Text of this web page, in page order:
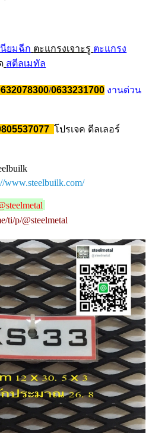
นียมฉีก ตะแกรงเจาะรู ตะแกรง
สตีลเมทัล
/0633231700 งานด่วน
โปรเจค ดีลเลอร์
www.steelbuilk.com/
ti/p/@steelmetal